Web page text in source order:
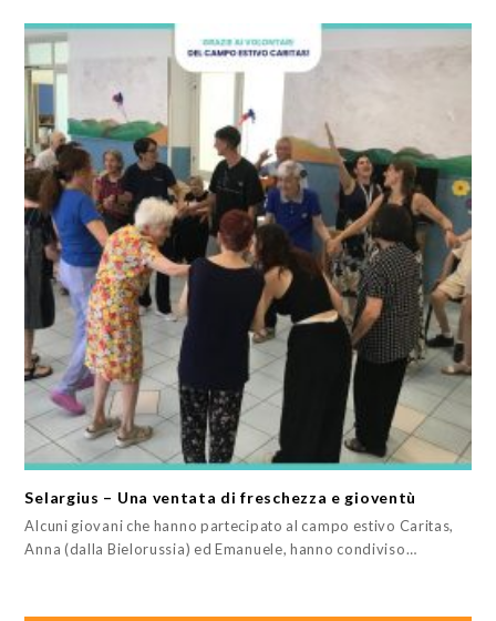
Selargius – Una ventata di freschezza e gioventù
Alcuni giovani che hanno partecipato al campo estivo Caritas,
Anna (dalla Bielorussia) ed Emanuele, hanno condiviso…